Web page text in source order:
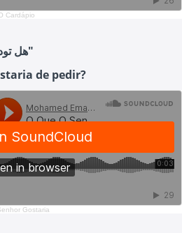
Cardápio
"هل تود ان تطلب شئ يا سيدي؟"
de pedir?
Gostaria